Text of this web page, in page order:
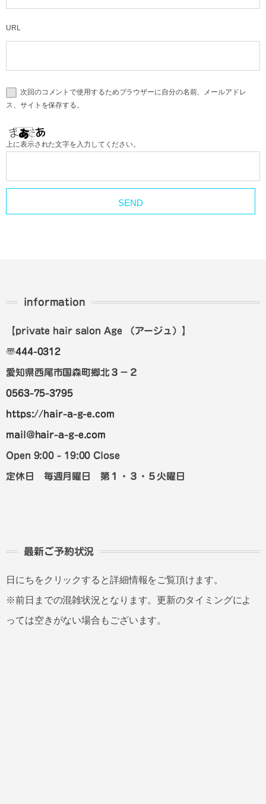
URL
次回のコメントで使用するためブラウザーに自分の名前、メールアドレ
ス、サイトを保存する。
上に表示された文字を入力してください。
information
【private hair salon Age （アージュ） 】
〠444-0312
愛知県西尾市国森町郷北３－２
0563-75-3795
https://hair-a-g-e.com
mail@hair-a-g-e.com
Open 9:00 - 19:00 Close
定休日 毎週月曜日 第１・３・５火曜日
最新ご予約状況
日にちをクリックすると詳細情報をご覧頂けます。
※前日までの混雑状況となります。更新のタイミングによ
っては空きがない場合もございます。